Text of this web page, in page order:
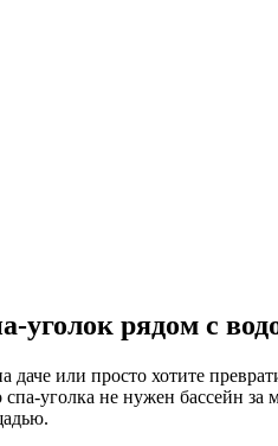
рядом с
или просто хотите
уголка не нужен бассейн